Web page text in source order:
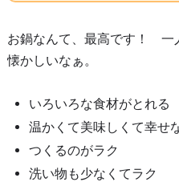
お鍋なんて、最高です！ 一
懐かしいなぁ。
いろいろな食材がとれる
温かくて美味しくて幸せ
つくるのがラク
洗い物も少なくてラク